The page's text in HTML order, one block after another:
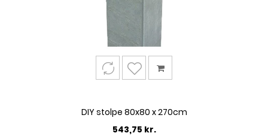
DIY stolpe 80x80 x 270cm
543,75 kr.